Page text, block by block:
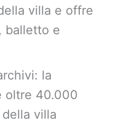
villa e offre
balletto e
la
oltre 40.000
villa